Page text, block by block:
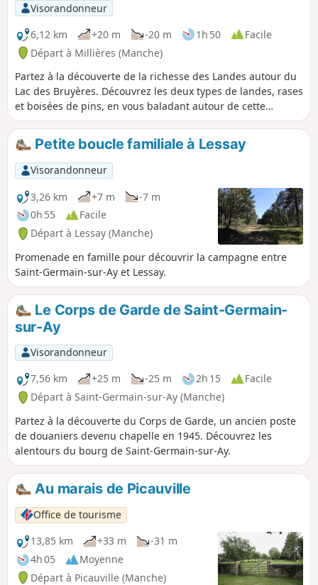
Visorandonneur
6,12 km
+20 m -20 m 1h 50
Facile
Départ à Millières (Manche)
Partez à la découverte de la richesse des Landes autour du
Lac des Bruyères. Découvrez les deux types de landes, rases
et boisées de pins, en vous baladant autour de cette
ancienne sablière aujourd'hui lieu de balade pour les
familles.
Petite boucle familiale à Lessay
Visorandonneur
3,26 km
+7 m
-7 m
0h 55
Facile
Départ à Lessay (Manche)
Promenade en famille pour découvrir la campagne entre
Saint-Germain-sur-Ay et Lessay.
Le Corps de Garde de Saint-Germain-
sur-Ay
Visorandonneur
7,56 km
+25 m -25 m 2h 15
Facile
Départ à Saint-Germain-sur-Ay (Manche)
Partez à la découverte du Corps de Garde, un ancien poste
de douaniers devenu chapelle en 1945. Découvrez les
alentours du bourg de Saint-Germain-sur-Ay.
Au marais de Picauville
Office de tourisme
13,85 km
+33 m
-31 m
4h 05
Moyenne
Départ à Picauville (Manche)